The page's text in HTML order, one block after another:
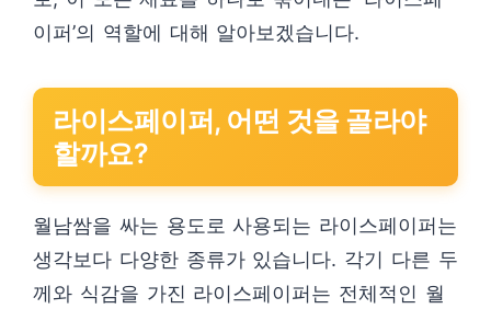
이퍼’의 역할에 대해 알아보겠습니다.
라이스페이퍼, 어떤 것을 골라야
할까요?
월남쌈을 싸는 용도로 사용되는 라이스페이퍼는
생각보다 다양한 종류가 있습니다. 각기 다른 두
께와 식감을 가진 라이스페이퍼는 전체적인 월